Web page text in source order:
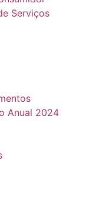
Serviços
Anual 2024